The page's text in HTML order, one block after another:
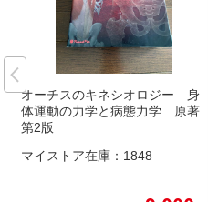
オーチスのキネシオロジー 身
体運動の力学と病態力学 原著
第2版
マイストア在庫： 1848